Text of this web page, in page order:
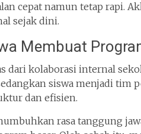
cepat namun tetap rapi.
sejak dini.
Membuat
dari kolaborasi internal
siswa menjadi tim
dan efisien.
rasa tanggung